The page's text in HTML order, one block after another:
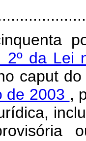
2º da Lei
caput
de 2003 ,